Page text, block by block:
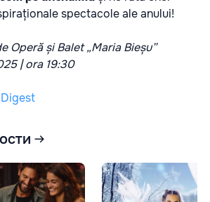
spectacole ale anului!
Operă și Balet „Maria Bieșu”
| ora 19:30